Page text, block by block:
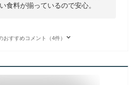
食料が揃っているので安心。
おすすめコメント（4件）